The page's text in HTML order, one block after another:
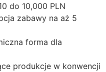
do 10,000 PLN
zabawy na aż 5
forma dla
produkcje w konwencji